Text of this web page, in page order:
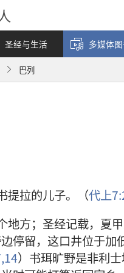
圣经与生活 多媒体
巴列
提拉的儿子。（代上
地方；圣经记载，夏
停留，这口井位于
14）书珥旷野是非利